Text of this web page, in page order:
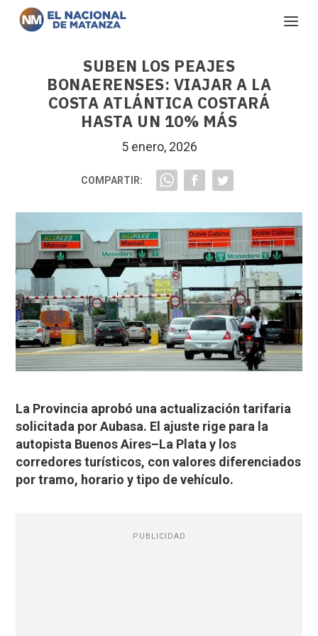
SUBEN LOS PEAJES
BONAERENSES: VIAJAR A LA
COSTA ATLÁNTICA COSTARÁ
HASTA UN 10% MÁS
5 enero, 2026
COMPARTIR:
La Provincia aprobó una actualización tarifaria
solicitada por Aubasa. El ajuste rige para la
autopista Buenos Aires–La Plata y los
corredores turísticos, con valores diferenciados
por tramo, horario y tipo de vehículo.
PUBLICIDAD